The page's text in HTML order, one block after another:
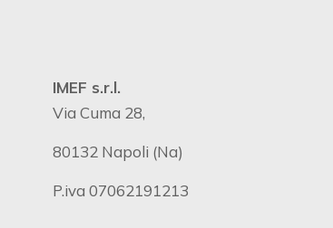
IMEF s.r.l.
Via Cuma 28,
80132 Napoli (Na)
P.iva 07062191213